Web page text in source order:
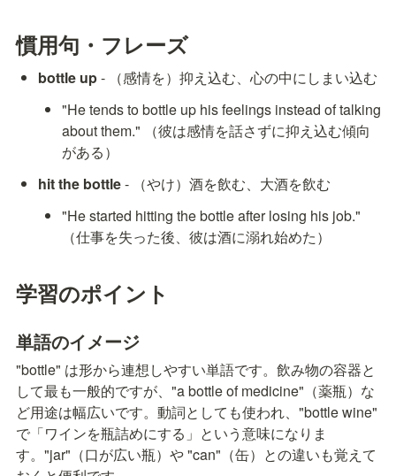
慣用句・フレーズ
bottle up - （感情を）抑え込む、心の中にしまい込む
"He tends to bottle up his feelings instead of talking
about them." （彼は感情を話さずに抑え込む傾向
がある）
hit the bottle - （やけ）酒を飲む、大酒を飲む
"He started hitting the bottle after losing his job."
（仕事を失った後、彼は酒に溺れ始めた）
学習のポイント
単語のイメージ
"bottle" は形から連想しやすい単語です。飲み物の容器と
して最も一般的ですが、"a bottle of medicine"（薬瓶）な
ど用途は幅広いです。動詞としても使われ、"bottle wine"
で「ワインを瓶詰めにする」という意味になりま
す。"jar"（口が広い瓶）や "can"（缶）との違いも覚えて